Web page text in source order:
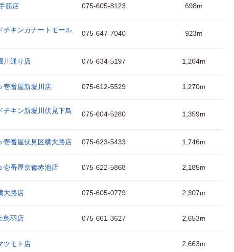
筋店 075-605-8123 698m
チキンカナートモール
075-647-7040 923m
川通り店 075-634-5197 1,264m
壱番屋新堀川店 075-612-5529 1,270m
チキン新堀川伏見下鳥
075-604-5280 1,359m
壱番屋伏見区横大路店 075-623-5433 1,746m
壱番屋京都赤池店 075-622-5868 2,185m
大路店 075-605-0779 2,307m
鳥羽店 075-661-3627 2,653m
ツモト店 2,663m